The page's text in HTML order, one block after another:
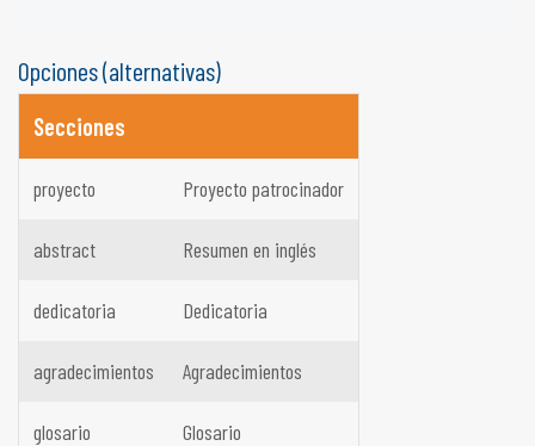
Opciones (alternativas)
Secciones
proyecto Proyecto patrocinador
abstract Resumen en inglés
dedicatoria Dedicatoria
agradecimientos Agradecimientos
glosario Glosario